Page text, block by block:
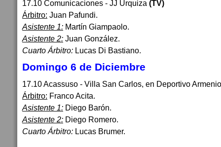
17.10 Comunicaciones - JJ Urquiza (TV)
Árbitro: Juan Pafundi.
Asistente 1: Martín Giampaolo.
Asistente 2: Juan González.
Cuarto Árbitro: Lucas Di Bastiano.
Domingo 6 de Diciembre
17.10 Acassuso - Villa San Carlos, en Deportivo Armenio
Árbitro: Franco Acita.
Asistente 1: Diego Barón.
Asistente 2: Diego Romero.
Cuarto Árbitro: Lucas Brumer.